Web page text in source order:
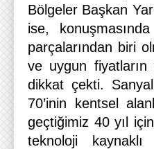
Bölgeler Başkan
ise,
parçalarından biri
ve uygun fiyatların
dikkat çekti.
70’inin kentsel
geçtiğimiz 40 yıl
teknoloji